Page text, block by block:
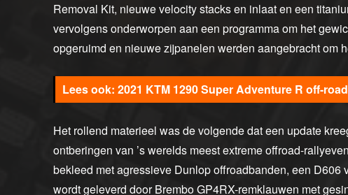
Removal Kit, nieuwe velocity stacks en inlaat en een
vervolgens onderworpen aan een programma om het
opgeruimd en nieuwe zijpanelen werden aangebracht om
2021 KTM 1290 Super Adventure R off-
Het rollend materieel was de volgende dat een update
ontberingen van ’s werelds meest extreme offroad-
bekleed met agressieve Dunlop offroadbanden, een D606
wordt geleverd door Brembo GP4RX-remklauwen met